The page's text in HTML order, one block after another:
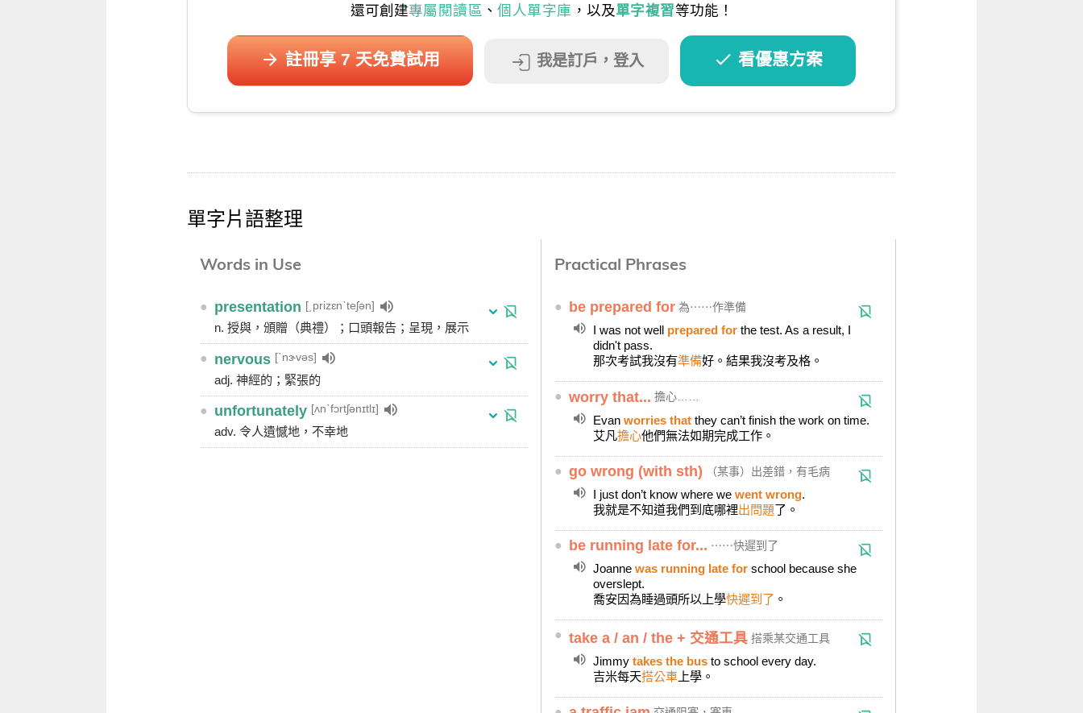
還可創建專屬閱讀區 、 個人單字庫 ，以及單字複習等功能！
註冊享 7 天免費試用 我是訂戶，登入 看優惠方案
單字片語整理
Words in Use
● presentation [͵prizɛnˋteʃən]
n. 授與，頒贈（典禮）；口頭報告；呈現，展示
● nervous [ˋnɝvəs]
adj. 神經的；緊張的
● unfortunately [ʌnˋfɔrtʃənɪtlɪ]
adv. 令人遺憾地，不幸地
Practical Phrases
● be prepared for 為⋯⋯作準備
I was not well prepared for the test. As a result, I
didn't pass.
那次考試我沒有準備好。結果我沒考及格。
● worry that... 擔心……
Evan worries that they can’t finish the work on time.
艾凡擔心他們無法如期完成工作。
● go wrong (with sth) （某事）出差錯，有毛病
I just don’t know where we went wrong.
我就是不知道我們到底哪裡出問題了。
● be running late for... ⋯⋯快遲到了
Joanne was running late for school because she
overslept.
喬安因為睡過頭所以上學快遲到了 。
● take a / an / the + 交通工具 搭乘某交通工具
Jimmy takes the bus to school every day.
吉米每天搭公車 上學。